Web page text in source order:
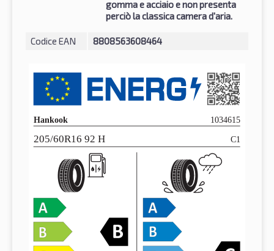
gomma e acciaio e non presenta
perciò la classica camera d'aria.
Codice EAN 8808563608464